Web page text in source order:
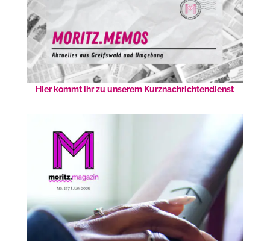
Hier kommt ihr zu unserem Kurznachrichtendienst